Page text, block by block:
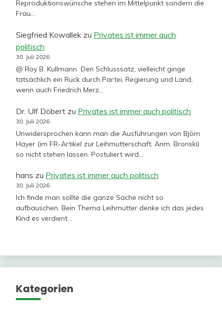
Reproduktionswünsche stehen im Mittelpunkt sondern die
Frau…
Siegfried Kowallek zu Privates ist immer auch
politisch
30. Juli 2026
@ Roy B. Kullmann Den Schlusssatz, vielleicht ginge
tatsächlich ein Ruck durch Partei, Regierung und Land,
wenn auch Friedrich Merz…
Dr. Ulf Döbert zu Privates ist immer auch politisch
30. Juli 2026
Unwidersprochen kann man die Ausführungen von Björn
Hayer (im FR-Artikel zur Leihmutterschaft, Anm. Bronski)
so nicht stehen lassen. Postuliert wird…
hans zu Privates ist immer auch politisch
30. Juli 2026
Ich finde man sollte die ganze Sache nicht so
aufbauschen. Bein Thema Leihmutter denke ich das jedes
Kind es verdient…
Kategorien